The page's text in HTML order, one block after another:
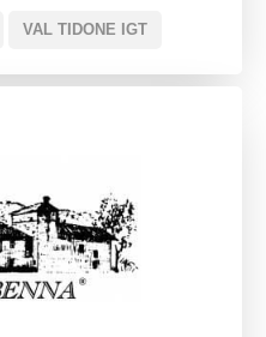
VAL TIDONE IGT